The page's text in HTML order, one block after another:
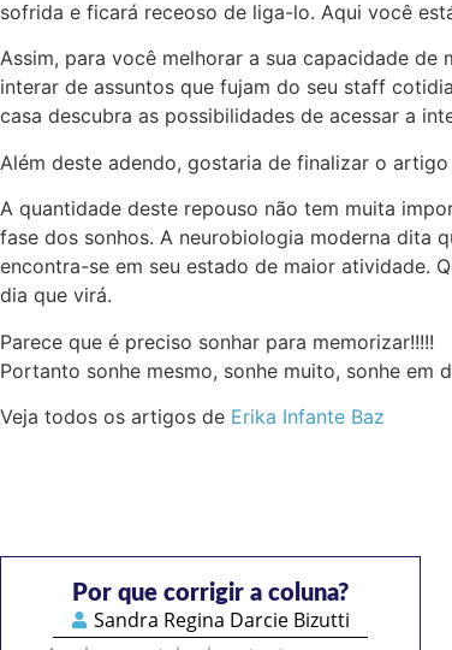
sofrida e ficará receoso de liga-lo. Aqui você
Assim, para você melhorar a sua capacidade
interar de assuntos que fujam do seu staff
casa descubra as possibilidades de acessar a
Além deste adendo, gostaria de finalizar o
A quantidade deste repouso não tem muita
fase dos sonhos. A neurobiologia moderna dita
encontra-se em seu estado de maior atividade.
dia que virá.
Parece que é preciso sonhar para memorizar!!!!!
Portanto sonhe mesmo, sonhe muito, sonhe em
Veja todos os artigos de Erika Infante Baz
Por que corrigir a coluna?
Sandra Regina Darcie Bizutti